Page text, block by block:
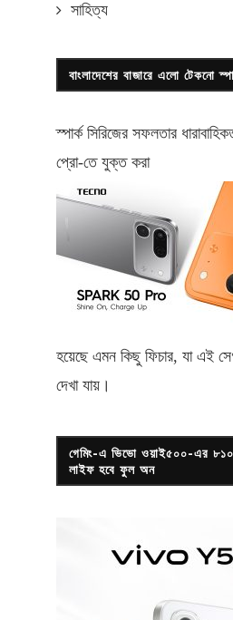
সাহিত্য
বাংলাদেশের বাজারে এলো টেকনো
স্পার্ক সিরিজের সফলতার
প্রো-তে যুক্ত করা
হয়েছে এমন কিছু ফিচার, যা এই
দেখা যায়।
গেমিং-এ ভিভো ওয়াই৫০০-এর
লাইফ হবে ফুল অন